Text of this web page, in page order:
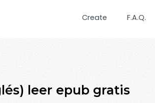
Create F.A.Q.
leer epub gratis